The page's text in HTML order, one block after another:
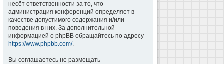
несёт ответственности за то, что
администрация конференций определяет в
качестве допустимого содержания и/или
поведения в них. За дополнительной
информацией о phpBB обращайтесь по адресу
https://www.phpbb.com/.
Вы соглашаетесь не размещать